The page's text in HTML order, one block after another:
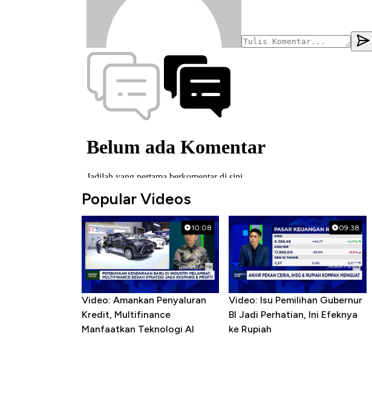
Popular Videos
10:08
Video: Amankan Penyaluran
Kredit, Multifinance
Manfaatkan Teknologi AI
09:38
Video: Isu Pemilihan Gubernur
BI Jadi Perhatian, Ini Efeknya
ke Rupiah